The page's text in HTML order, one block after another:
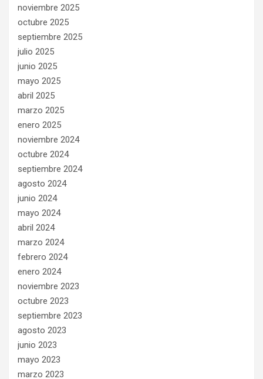
noviembre 2025
octubre 2025
septiembre 2025
julio 2025
junio 2025
mayo 2025
abril 2025
marzo 2025
enero 2025
noviembre 2024
octubre 2024
septiembre 2024
agosto 2024
junio 2024
mayo 2024
abril 2024
marzo 2024
febrero 2024
enero 2024
noviembre 2023
octubre 2023
septiembre 2023
agosto 2023
junio 2023
mayo 2023
marzo 2023